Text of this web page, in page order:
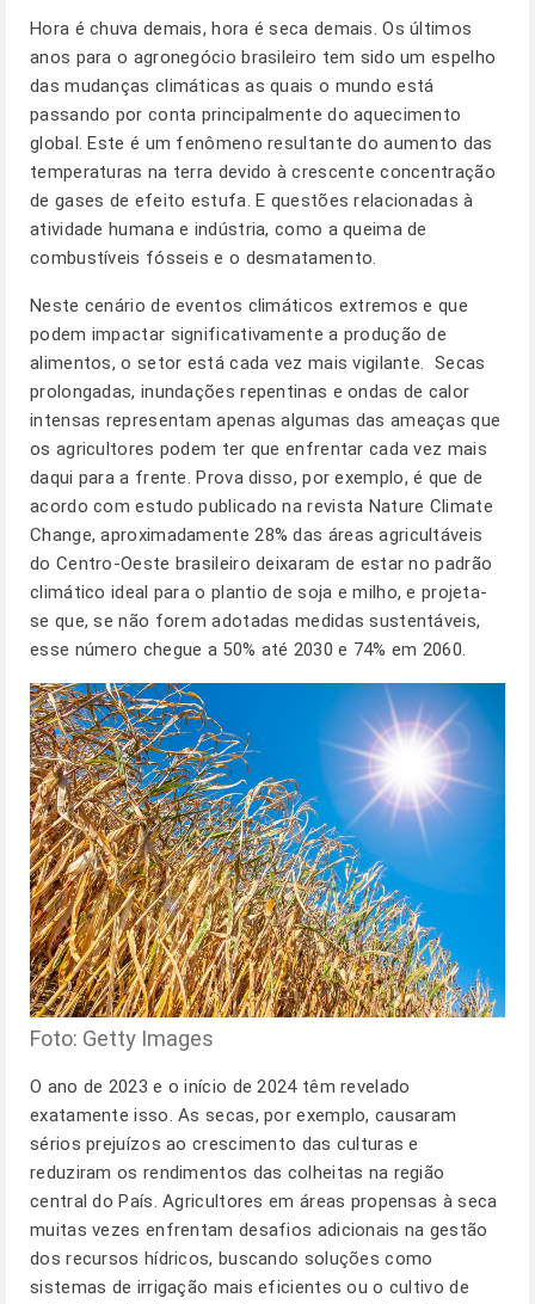
Hora é chuva demais, hora é seca demais. Os últimos
anos para o agronegócio brasileiro tem sido um espelho
das mudanças climáticas as quais o mundo está
passando por conta principalmente do aquecimento
global. Este é um fenômeno resultante do aumento das
temperaturas na terra devido à crescente concentração
de gases de efeito estufa. E questões relacionadas à
atividade humana e indústria, como a queima de
combustíveis fósseis e o desmatamento.
Neste cenário de eventos climáticos extremos e que
podem impactar significativamente a produção de
alimentos, o setor está cada vez mais vigilante. Secas
prolongadas, inundações repentinas e ondas de calor
intensas representam apenas algumas das ameaças que
os agricultores podem ter que enfrentar cada vez mais
daqui para a frente. Prova disso, por exemplo, é que de
acordo com estudo publicado na revista Nature Climate
Change, aproximadamente 28% das áreas agricultáveis
do Centro-Oeste brasileiro deixaram de estar no padrão
climático ideal para o plantio de soja e milho, e projeta-
se que, se não forem adotadas medidas sustentáveis,
esse número chegue a 50% até 2030 e 74% em 2060.
Foto: Getty Images
O ano de 2023 e o início de 2024 têm revelado
exatamente isso. As secas, por exemplo, causaram
sérios prejuízos ao crescimento das culturas e
reduziram os rendimentos das colheitas na região
central do País. Agricultores em áreas propensas à seca
muitas vezes enfrentam desafios adicionais na gestão
dos recursos hídricos, buscando soluções como
sistemas de irrigação mais eficientes ou o cultivo de